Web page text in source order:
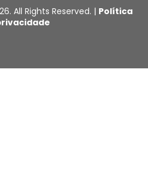
All Rights Reserved. | Política